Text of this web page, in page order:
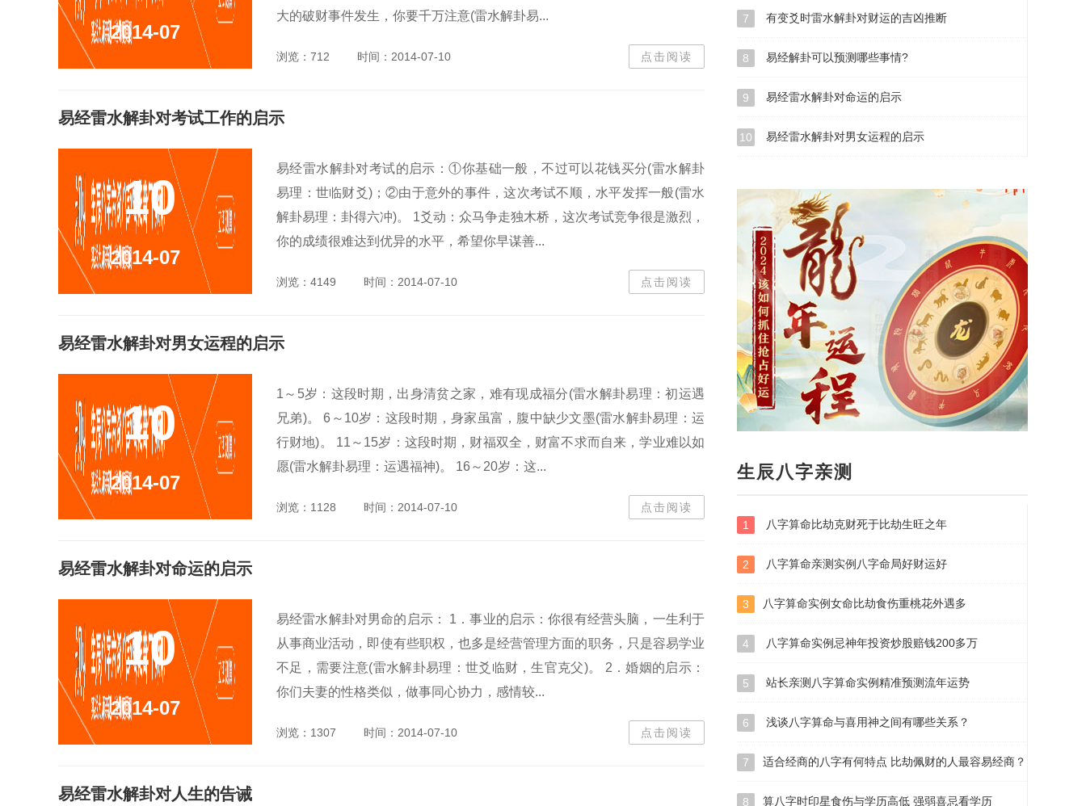
2014-07
大的破财事件发生，你要千万注意(雷水解卦易...
浏览：712 时间：2014-07-10 点击阅读
易经雷水解卦对考试工作的启示
10
2014-07
易经雷水解卦对考试的启示：①你基础一般，不过可以花钱买分(雷水解卦
易理：世临财爻)；②由于意外的事件，这次考试不顺，水平发挥一般(雷水
解卦易理：卦得六冲)。 1爻动：众马争走独木桥，这次考试竞争很是激烈，
你的成绩很难达到优异的水平，希望你早谋善...
浏览：4149 时间：2014-07-10 点击阅读
易经雷水解卦对男女运程的启示
10
2014-07
1～5岁：这段时期，出身清贫之家，难有现成福分(雷水解卦易理：初运遇
兄弟)。 6～10岁：这段时期，身家虽富，腹中缺少文墨(雷水解卦易理：运
行财地)。 11～15岁：这段时期，财福双全，财富不求而自来，学业难以如
愿(雷水解卦易理：运遇福神)。 16～20岁：这...
浏览：1128 时间：2014-07-10 点击阅读
易经雷水解卦对命运的启示
10
2014-07
易经雷水解卦对男命的启示： 1．事业的启示：你很有经营头脑，一生利于
从事商业活动，即使有些职权，也多是经营管理方面的职务，只是容易学业
不足，需要注意(雷水解卦易理：世爻临财，生官克父)。 2．婚姻的启示：
你们夫妻的性格类似，做事同心协力，感情较...
浏览：1307 时间：2014-07-10 点击阅读
易经雷水解卦对人生的告诫
7 有变爻时雷水解卦对财运的吉凶推断
8 易经解卦可以预测哪些事情?
9 易经雷水解卦对命运的启示
10 易经雷水解卦对男女运程的启示
生辰八字亲测
1 八字算命比劫克财死于比劫生旺之年
2 八字算命亲测实例八字命局好财运好
3 八字算命实例女命比劫食伤重桃花外遇多
4 八字算命实例忌神年投资炒股赔钱200多万
5 站长亲测八字算命实例精准预测流年运势
6 浅谈八字算命与喜用神之间有哪些关系？
7 适合经商的八字有何特点 比劫佩财的人最容易经商？
8 算八字时印星食伤与学历高低 强弱喜忌看学历